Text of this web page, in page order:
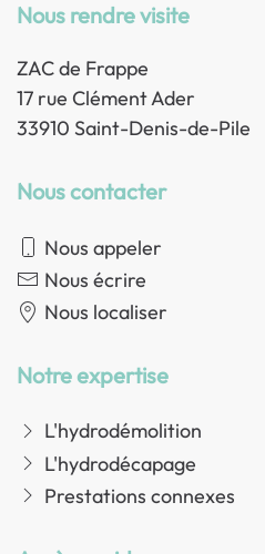
Nous rendre visite
ZAC de Frappe
17 rue Clément Ader
33910 Saint-Denis-de-Pile
Nous contacter
Nous appeler
Nous écrire
Nous localiser
Notre expertise
L'hydrodémolition
L'hydrodécapage
Prestations connexes